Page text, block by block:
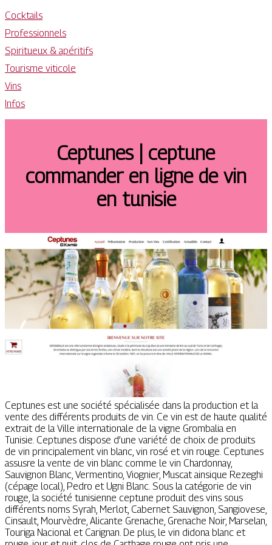
Cocktails
Professionnels
Spiritueux & apéritifs
Tourisme viticole
Vins
Infos
Ceptunes | ceptune
commander en ligne de vin
en tunisie
Ceptunes est une société spécialisée dans la production et la
vente des différents produits de vin. Ce vin est de haute qualité
extrait de la Ville internationale de la vigne Grombalia en
Tunisie. Ceptunes dispose d’une variété de choix de produits
de vin principalement vin blanc, vin rosé et vin rouge. Ceptunes
assusre la vente de vin blanc comme le vin Chardonnay,
Sauvignon Blanc, Vermentino, Viognier, Muscat ainsique Rezeghi
(cépage local), Pedro et Ugni Blanc. Sous la catégorie de vin
rouge, la société tunisienne ceptune produit des vins sous
différents noms Syrah, Merlot, Cabernet Sauvignon, Sangiovese,
Cinsault, Mourvèdre, Alicante Grenache, Grenache Noir, Marselan,
Touriga Nacional et Carignan. De plus, le vin didona blanc et